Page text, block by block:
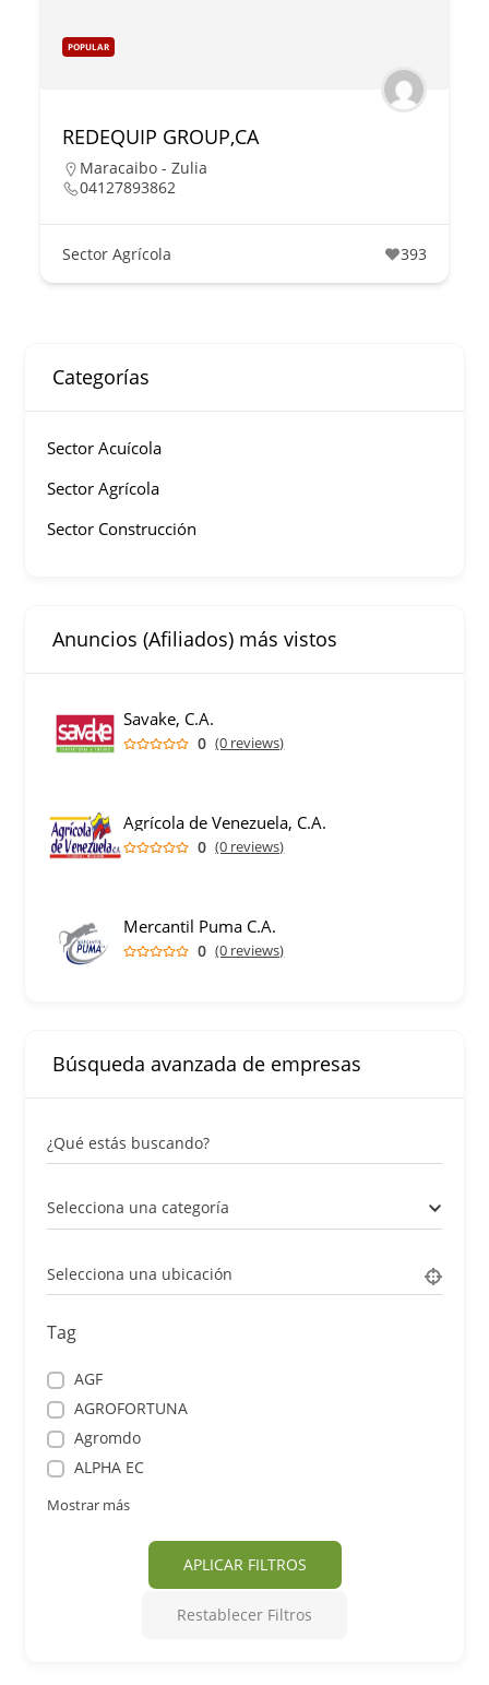
POPULAR
REDEQUIP GROUP,CA
Maracaibo - Zulia
04127893862
Sector Agrícola 393
Categorías
Sector Acuícola
Sector Agrícola
Sector Construcción
Anuncios (Afiliados) más vistos
Savake, C.A.
0 (0 reviews)
Agrícola de Venezuela, C.A.
0 (0 reviews)
Mercantil Puma C.A.
0 (0 reviews)
Búsqueda avanzada de empresas
¿Qué estás buscando?
Selecciona una categoría
Selecciona una ubicación
Tag
AGF
AGROFORTUNA
Agromdo
ALPHA EC
Mostrar más
APLICAR FILTROS
Restablecer Filtros